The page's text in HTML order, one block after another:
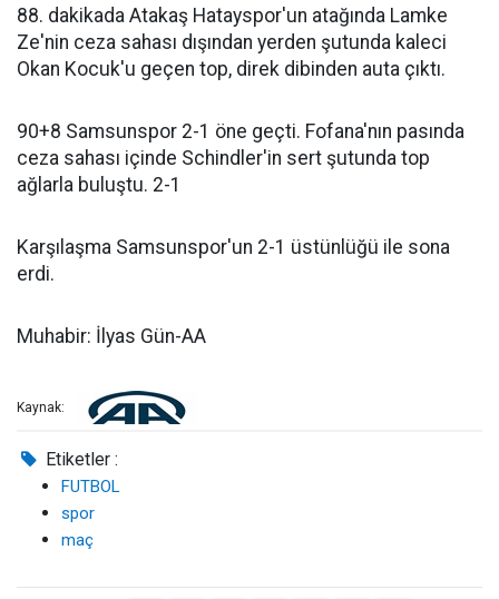
88. dakikada Atakaş Hatayspor'un atağında Lamke
Ze'nin ceza sahası dışından yerden şutunda kaleci
Okan Kocuk'u geçen top, direk dibinden auta çıktı.
90+8 Samsunspor 2-1 öne geçti. Fofana'nın pasında
ceza sahası içinde Schindler'in sert şutunda top
ağlarla buluştu. 2-1
Karşılaşma Samsunspor'un 2-1 üstünlüğü ile sona
erdi.
Muhabir: İlyas Gün-AA
Kaynak:
Etiketler :
FUTBOL
spor
maç